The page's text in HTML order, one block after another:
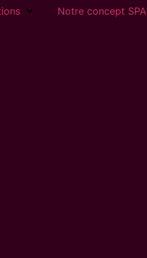
Notre concept SPA